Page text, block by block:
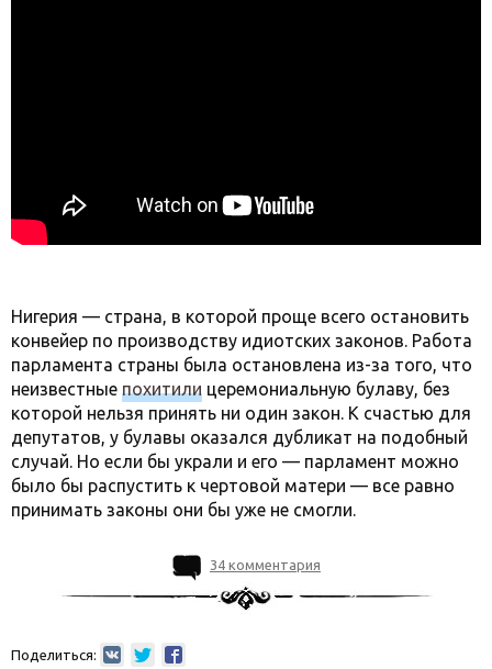
Нигерия — страна, в которой проще всего остановить
конвейер по производству идиотских законов. Работа
парламента страны была остановлена из-за того, что
неизвестные похитили церемониальную булаву, без
которой нельзя принять ни один закон. К счастью для
депутатов, у булавы оказался дубликат на подобный
случай. Но если бы украли и его — парламент можно
было бы распустить к чертовой матери — все равно
принимать законы они бы уже не смогли.
34 комментария
Поделиться: